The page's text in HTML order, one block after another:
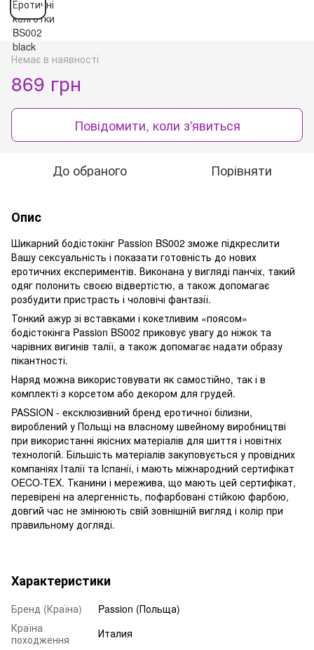
Немає в наявності
869 грн
Повідомити, коли з'явиться
До обраного Порівняти
Опис
Шикарний бодістокінг Passion BS002 зможе підкреслити
Вашу сексуальність і показати готовність до нових
еротичних експериментів. Виконана у вигляді панчіх, такий
одяг полонить своєю відвертістю, а також допомагає
розбудити пристрасть і чоловічі фантазії.
Тонкий ажур зі вставками і кокетливим «поясом»
бодістокінга Passion BS002 приковує увагу до ніжок та
чарівних вигинів талії, а також допомагає надати образу
пікантності.
Наряд можна використовувати як самостійно, так і в
комплекті з корсетом або декором для грудей.
PASSION - ексклюзивний бренд еротичної білизни,
вироблений у Польщі на власному швейному виробництві
при використанні якісних матеріалів для шиття і новітніх
технологій. Більшість матеріалів закуповується у провідних
компаніях Італії та Іспанії, і мають міжнародний сертифікат
OECO-TEX. Тканини і мережива, що мають цей сертифікат,
перевірені на алергенність, пофарбовані стійкою фарбою,
довгий час не змінюють свій зовнішній вигляд і колір при
правильному догляді.
Характеристики
Бренд (Країна)
Passion (Польща)
Країна
походження
Италия